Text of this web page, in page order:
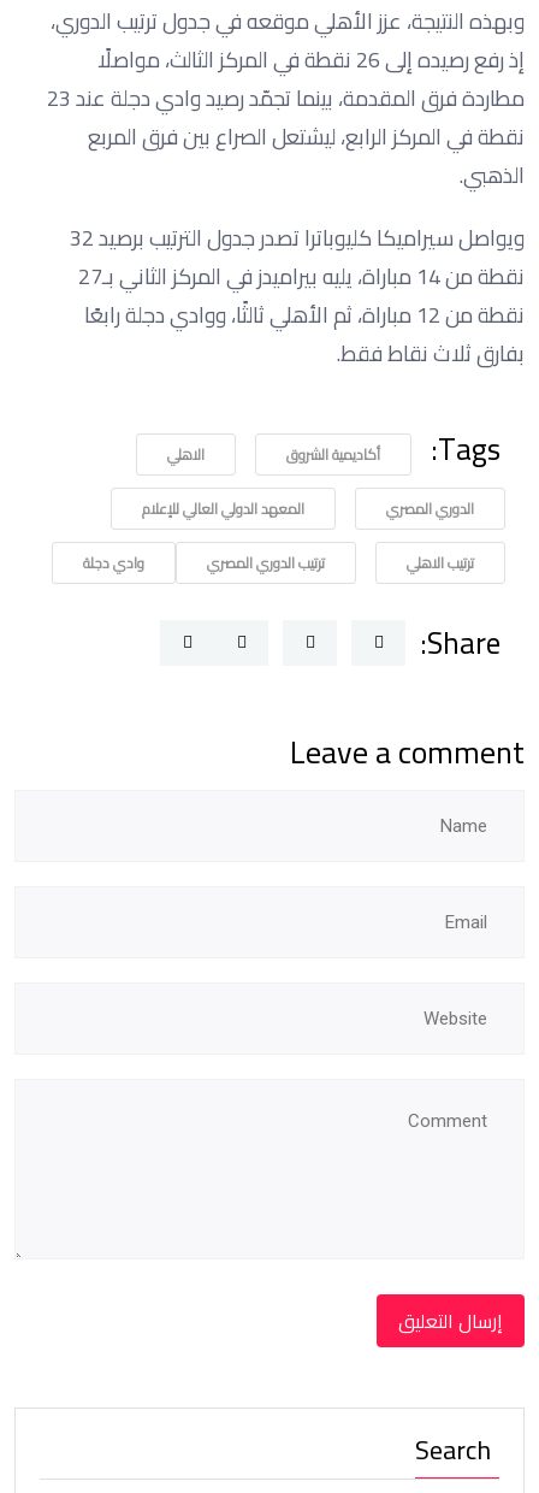
وبهذه النتيجة، عزز الأهلي موقعه في جدول ترتيب الدوري،
إذ رفع رصيده إلى 26 نقطة في المركز الثالث، مواصلًا
مطاردة فرق المقدمة، بينما تجمّد رصيد وادي دجلة عند 23
نقطة في المركز الرابع، ليشتعل الصراع بين فرق المربع
الذهبي.
ويواصل سيراميكا كليوباترا تصدر جدول الترتيب برصيد 32
نقطة من 14 مباراة، يليه بيراميدز في المركز الثاني بـ27
نقطة من 12 مباراة، ثم الأهلي ثالثًا، ووادي دجلة رابعًا
بفارق ثلاث نقاط فقط.
Tags: أكاديمية الشروق
الاهلي
الدوري المصري
المعهد الدولي العالي للإعلام
ترتيب الاهلي
ترتيب الدوري المصري وادي دجلة
Share:
Leave a comment
Search